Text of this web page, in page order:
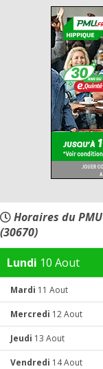
Horaires du
(30670)
Lundi 10 Aout
Mardi 11 Aout
Mercredi 12 Aout
Jeudi 13 Aout
Vendredi 14 Aout